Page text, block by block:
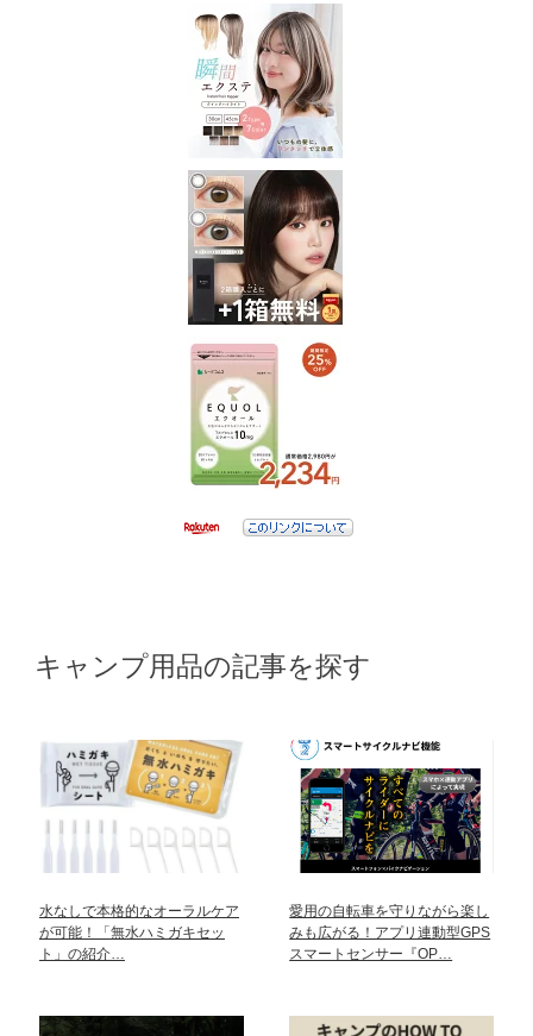
キャンプ用品の記事を探す
水なしで本格的なオーラルケア
が可能！「無水ハミガキセッ
ト」の紹介…
愛用の自転車を守りながら楽し
みも広がる！アプリ連動型GPS
スマートセンサー『OP…